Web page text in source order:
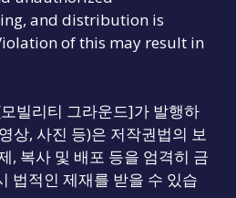
and distribution is
of this may result in
빌리티 그라운드]가 발행하
상, 사진 등)은 저작권법의 보
, 복사 및 배포 등을 엄격히 금
법적인 제재를 받을 수 있습